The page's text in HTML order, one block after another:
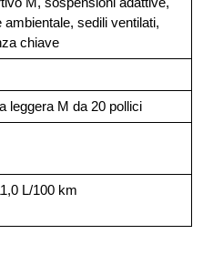
ambientale, sedili ventilati,
chiave
leggera M da 20 pollici
L/100 km